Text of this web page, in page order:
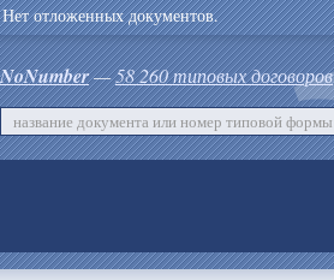
Нет отложенных документов.
NoNumber—58 260 типовых договоров